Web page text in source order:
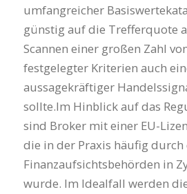
umfangreicher
günstig auf die Trefferquote
Scannen einer großen Zahl
festgelegter Kriterien auch
aussagekräftiger
sollte.Im Hinblick auf das
sind Broker mit einer EU-
die in der Praxis häufig durch
Finanzaufsichtsbehörden in
wurde. Im Idealfall werden